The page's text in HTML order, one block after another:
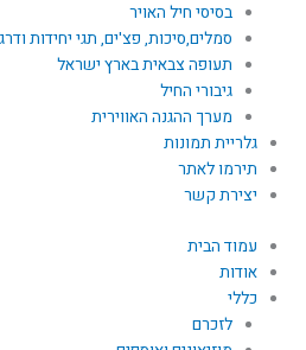
בסיסי חיל האויר
סמלים,סיכות, פצ'ים, תגי יחידות
תעופה צבאית בארץ ישראל
גיבורי החיל
מערך ההגנה האווירית
גלריית תמונות
תירמו לאתר
יצירת קשר
עמוד הבית
אודות
כללי
לזכרם